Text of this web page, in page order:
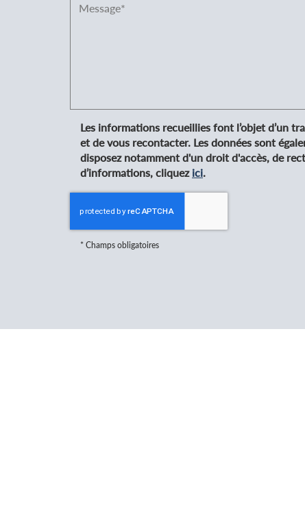
Les informations recueillies font l’objet d’un
et de vous recontacter. Les données sont
disposez notamment d'un droit d'accès, de
d’informations, cliquez ici.
* Champs obligatoires